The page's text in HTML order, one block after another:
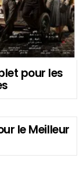
pour les
le Meilleur